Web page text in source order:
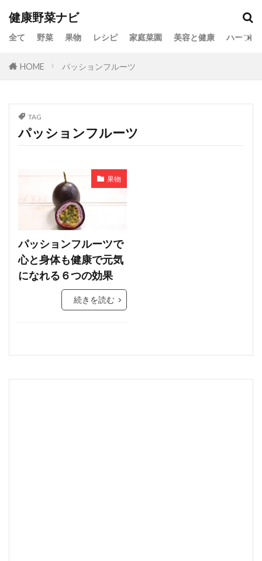
健康野菜ナビ
全て 野菜 果物 レシピ 家庭菜園 美容と健康 ハーブ
HOME パッションフルーツ
TAG
パッションフルーツ
果物
パッションフルーツで
心と身体も健康で元気
になれる６つの効果
続きを読む